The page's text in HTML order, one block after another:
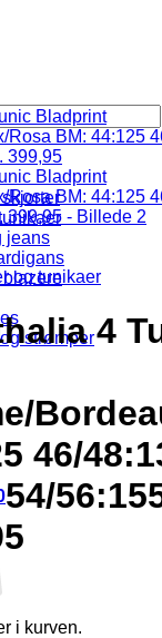
jeans
strømper
i kurven.
og tunikaer
4
46/